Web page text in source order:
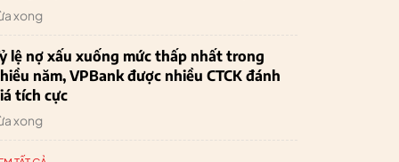
xong
lệ nợ xấu xuống mức thấp nhất trong
năm, VPBank được nhiều CTCK đánh
tích cực
xong